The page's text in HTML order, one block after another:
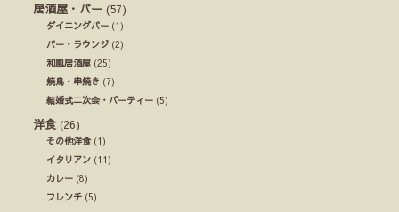
居酒屋・バー (57)
ダイニングバー (1)
バー・ラウンジ (2)
和風居酒屋 (25)
焼鳥・串焼き (7)
結婚式ニ次会・パーティー (5)
洋食 (26)
その他洋食(1)
イタリアン (11)
カレー (8)
フレンチ (5)